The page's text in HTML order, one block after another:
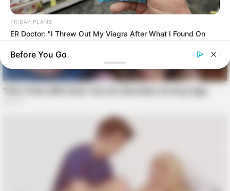
FRIDAY PLANS
ER Doctor: "I Threw Out My Viagra After What I Found On
CVS Aisle 7"
Before You Go